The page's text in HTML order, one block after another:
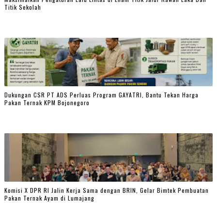
Titik Sekolah
Dukungan CSR PT ADS Perluas Program GAYATRI, Bantu Tekan Harga
Pakan Ternak KPM Bojonegoro
Komisi X DPR RI Jalin Kerja Sama dengan BRIN, Gelar Bimtek Pembuatan
Pakan Ternak Ayam di Lumajang